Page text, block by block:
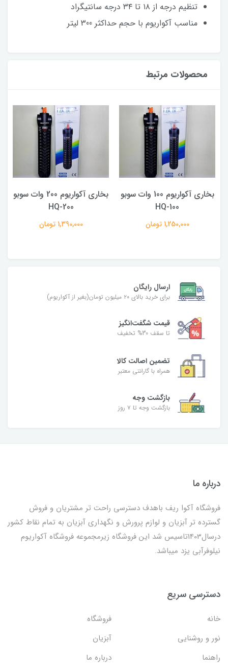
تنظیم درجه از ۱۸ تا ۳۴ درجه سانتیگراد
مناسب آکواریوم با حجم حداکثر 300 لیتر
محصولات مرتبط
بخاری آکواریوم 100 وات سوبو
HQ-100
1,250,000 تومان
بخاری آکواریوم 200 وات سوبو
HQ-200
1,390,000 تومان
ارسال رایگان
برای خرید بالای ۲۰ میلیون تومان(بغیر از آکواریوم)
قیمت شگفت‌انگیز
تا سقف 30% تخفیف
تضمین اصالت کالا
همراه با گارانتی معتبر
بازگشت وجه
بازگشت وجه تا ۷ روز
درباره ما
فروشگاه آکوا ریف باهدف دسترسی راحت تر مشتریان و فروش
گسترده تر آبزیان و لوازم پرورش و نگهداری آبزیان به تمام نقاط کشور
درسال1403تاسیس شد این فروشگاه زیرمجموعه فروشگاه آکواریوم
نیلوفرآبی یزد میباشد.
دسترسی سریع
خانه
فروشگاه
نور و روشنایی
آبزیان
راهنما
درباره ما